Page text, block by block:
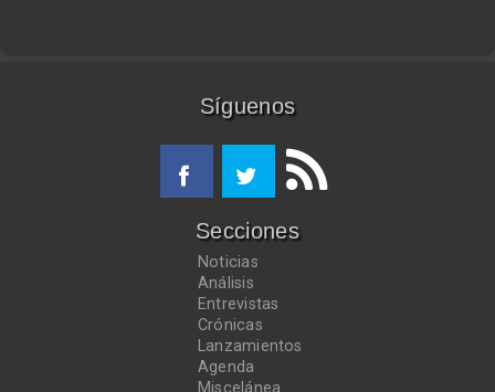
Síguenos
Secciones
Noticias
Análisis
Entrevistas
Crónicas
Lanzamientos
Agenda
Miscelánea